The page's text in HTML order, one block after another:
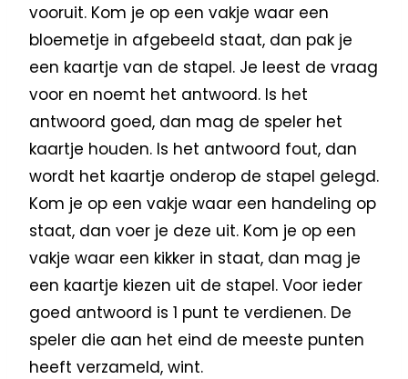
vooruit. Kom je op een vakje waar een
bloemetje in afgebeeld staat, dan pak je
een kaartje van de stapel. Je leest de vraag
voor en noemt het antwoord. Is het
antwoord goed, dan mag de speler het
kaartje houden. Is het antwoord fout, dan
wordt het kaartje onderop de stapel gelegd.
Kom je op een vakje waar een handeling op
staat, dan voer je deze uit. Kom je op een
vakje waar een kikker in staat, dan mag je
een kaartje kiezen uit de stapel. Voor ieder
goed antwoord is 1 punt te verdienen. De
speler die aan het eind de meeste punten
heeft verzameld, wint.